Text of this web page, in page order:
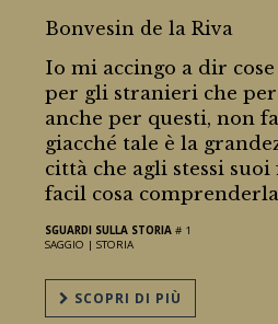
Bonvesin de la Riva
Io mi accingo a dir
per gli stranieri che
anche per questi, non
giacché tale è la
città che agli stessi
facil cosa
SGUARDI SULLA STORIA # 1
SAGGIO |STORIA
SCOPRI DI PIÙ